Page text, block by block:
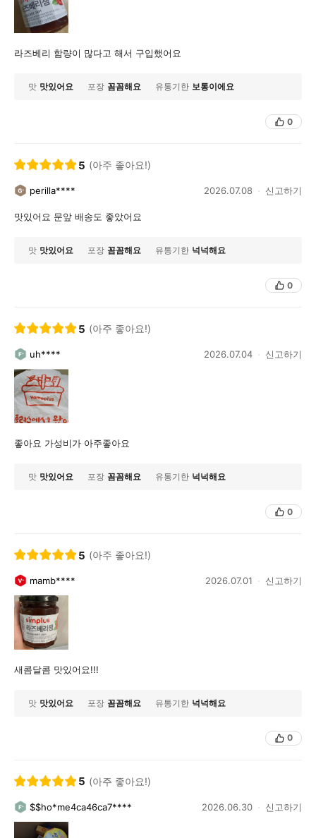
라즈베리 함량이 많다고 해서 구입했어요
맛 맛있어요 포장 꼼꼼해요 유통기한 보통이에요
0
5 (아주 좋아요!)
perilla**** 2026.07.08 신고하기
맛있어요 문앞 배송도 좋았어요
맛 맛있어요 포장 꼼꼼해요 유통기한 넉넉해요
0
5 (아주 좋아요!)
uh**** 2026.07.04 신고하기
좋아요 가성비가 아주좋아요
맛 맛있어요 포장 꼼꼼해요 유통기한 넉넉해요
0
5 (아주 좋아요!)
mamb**** 2026.07.01 신고하기
새콤달콤 맛있어요!!!
맛 맛있어요 포장 꼼꼼해요 유통기한 넉넉해요
0
5 (아주 좋아요!)
$$ho*me4ca46ca7**** 2026.06.30 신고하기